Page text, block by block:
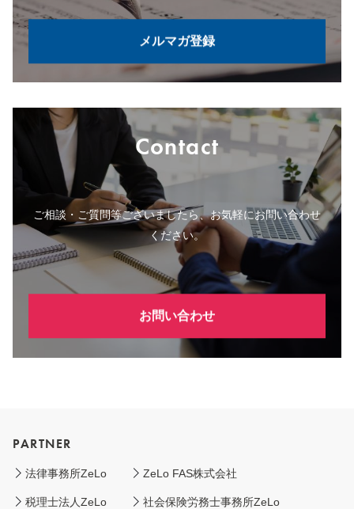
メルマガ登録
Contact
ご相談・ご質問等ございましたら、お気軽にお問い合わせ
ください。
お問い合わせ
PARTNER
法律事務所ZeLo ZeLo FAS株式会社
税理士法人ZeLo 社会保険労務士事務所ZeLo